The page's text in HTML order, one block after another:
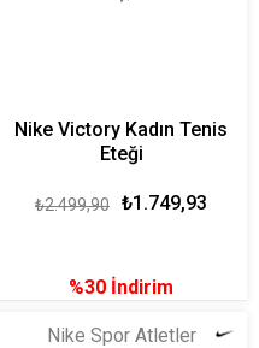
Nike Victory Kadın Tenis
Eteği
₺1.749,93
₺2.499,90
%30 İndirim
Nike Spor Atletler